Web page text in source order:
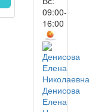
09:00-
16:00
Денисова
Елена